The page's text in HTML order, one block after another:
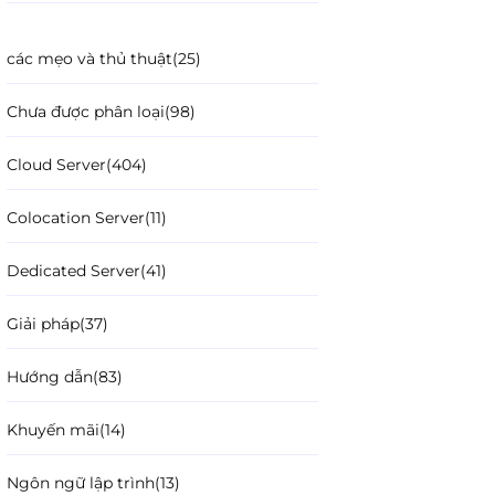
các mẹo và thủ thuật(25)
Chưa được phân loại(98)
Cloud Server(404)
Colocation Server(11)
Dedicated Server(41)
Giải pháp(37)
Hướng dẫn(83)
Khuyến mãi(14)
Ngôn ngữ lập trình(13)